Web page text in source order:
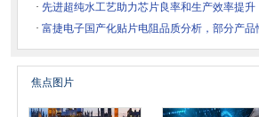
· 先进超纯水工艺助力芯片良率和生产效率提升
· 富捷电子国产化贴片电阻品质分析，部分产品
焦点图片